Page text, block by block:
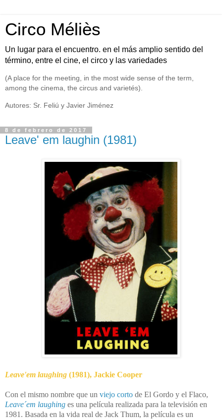
Circo Méliès
Un lugar para el encuentro. en el más amplio sentido del
término, entre el cine, el circo y las variedades
(A place for the meeting, in the most wide sense of the term,
among the cinema, the circus and varietés).
Autores: Sr. Feliú y Javier Jiménez
8 de febrero de 2017
Leave' em laughin (1981)
Leave'em laughing (1981), Jackie Cooper
Con el mismo nombre que un viejo corto de El Gordo y el Flaco,
Leave´em laughing es una película realizada para la televisión en
1981. Basada en la vida real de Jack Thum, la película es un